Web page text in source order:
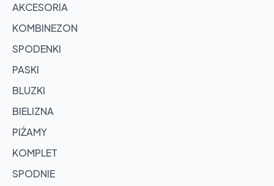
AKCESORIA
KOMBINEZON
SPODENKI
PASKI
BLUZKI
BIELIZNA
PIŻAMY
KOMPLET
SPODNIE